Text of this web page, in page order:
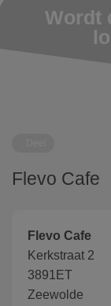
Wordt
Flevo Cafe
Flevo Cafe
Kerkstraat 2
3891ET
Zeewolde